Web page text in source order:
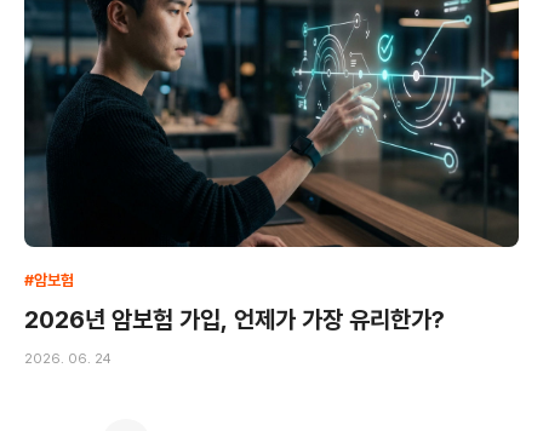
#암보험
2026년 암보험 가입, 언제가 가장 유리한가?
2026. 06. 24